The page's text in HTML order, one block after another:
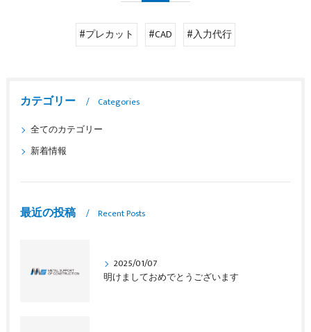
#プレカット #CAD #入力代行
カテゴリー
Categories
全てのカテゴリー
新着情報
最近の投稿 Recent Posts
2025/01/07
明けましておめでとうございます